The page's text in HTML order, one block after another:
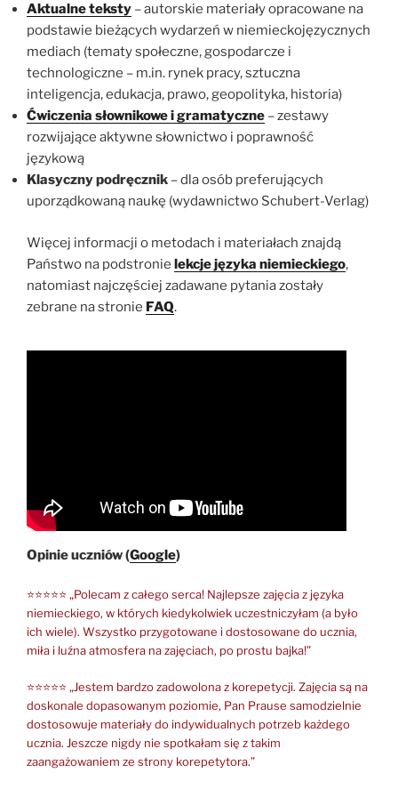
Aktualne teksty – autorskie materiały opracowane na
podstawie bieżących wydarzeń w niemieckojęzycznych
mediach (tematy społeczne, gospodarcze i
technologiczne – m.in. rynek pracy, sztuczna
inteligencja, edukacja, prawo, geopolityka, historia)
Ćwiczenia słownikowe i gramatyczne – zestawy
rozwijające aktywne słownictwo i poprawność
językową
Klasyczny podręcznik – dla osób preferujących
uporządkowaną naukę (wydawnictwo Schubert-Verlag)
Więcej informacji o metodach i materiałach znajdą
Państwo na podstronie lekcje języka niemieckiego,
natomiast najczęściej zadawane pytania zostały
zebrane na stronie FAQ.
Opinie uczniów (Google)
⭐⭐⭐⭐⭐ „Polecam z całego serca! Najlepsze zajęcia z języka
niemieckiego, w których kiedykolwiek uczestniczyłam (a było
ich wiele). Wszystko przygotowane i dostosowane do ucznia,
miła i luźna atmosfera na zajęciach, po prostu bajka!”
⭐⭐⭐⭐⭐ „Jestem bardzo zadowolona z korepetycji. Zajęcia są na
doskonale dopasowanym poziomie, Pan Prause samodzielnie
dostosowuje materiały do indywidualnych potrzeb każdego
ucznia. Jeszcze nigdy nie spotkałam się z takim
zaangażowaniem ze strony korepetytora.”